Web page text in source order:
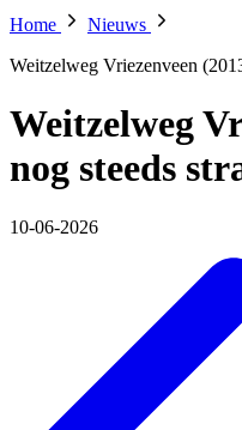
Home
Nieuws
Weitzelweg Vriezenveen
Weitzelweg
nog steeds
10-06-2026